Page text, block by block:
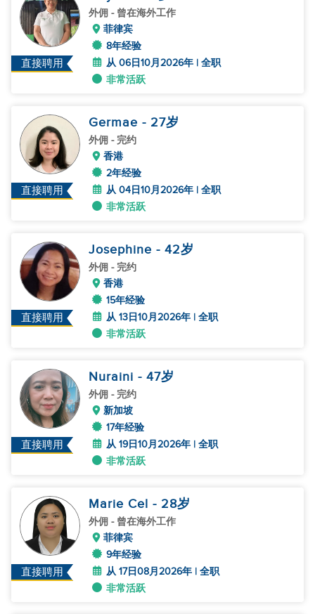
直接聘用
外佣 - 曾在海外工作
菲律宾
8年经验
从 06日10月2026年 | 全职
非常活跃
直接聘用
Germae - 27岁
外佣 - 完约
香港
2年经验
从 04日10月2026年 | 全职
非常活跃
直接聘用
Josephine - 42岁
外佣 - 完约
香港
15年经验
从 13日10月2026年 | 全职
非常活跃
直接聘用
Nuraini - 47岁
外佣 - 完约
新加坡
17年经验
从 19日10月2026年 | 全职
非常活跃
直接聘用
Marie Cel - 28岁
外佣 - 曾在海外工作
菲律宾
9年经验
从 17日08月2026年 | 全职
非常活跃